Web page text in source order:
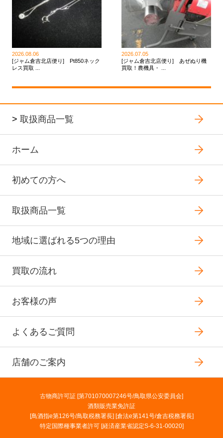
2026.08.06
[ジャム倉吉北店便り] Pt850ネック
レス買取 ...
2026.07.05
[ジャム倉吉北店便り] あぜぬり機
買取！農機具・ ...
> 取扱商品一覧
ホーム
初めての方へ
取扱商品一覧
地域に選ばれる5つの理由
買取の流れ
お客様の声
よくあるご質問
店舗のご案内
古物商許可証 [第701070007246号/鳥取県公安委員会]
酒類販売業免許証
[鳥酒指e第126号/鳥取税務署長] [倉法e第141号/倉吉税務署長]
特定国際種事業者許可 [経済産業省認定S-6-31-00020]